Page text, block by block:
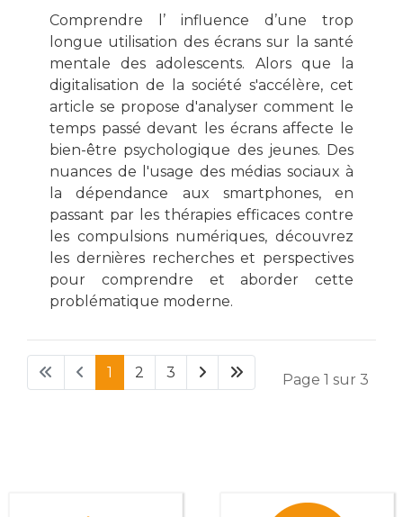
Comprendre l’ influence d’une trop
longue utilisation des écrans sur la santé
mentale des adolescents. Alors que la
digitalisation de la société s'accélère, cet
article se propose d'analyser comment le
temps passé devant les écrans affecte le
bien-être psychologique des jeunes. Des
nuances de l'usage des médias sociaux à
la dépendance aux smartphones, en
passant par les thérapies efficaces contre
les compulsions numériques, découvrez
les dernières recherches et perspectives
pour comprendre et aborder cette
problématique moderne.
Page 1 sur 3
1 2 3